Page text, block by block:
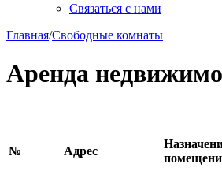
Связаться с нами
Главная/Свободные комнаты
Аренда
№ Адрес